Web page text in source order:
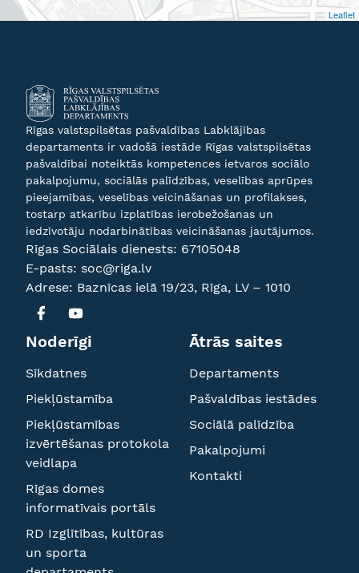
Leaflet
Rīgas valstspilsētas pašvaldības Labklājības
departaments ir vadošā iestāde Rīgas valstspilsētas
pašvaldībai noteiktās kompetences ietvaros sociālo
pakalpojumu, sociālās palīdzības, veselības aprūpes
pieejamības, veselības veicināšanas un profilakses,
tostarp atkarību izplatības ierobežošanas un
iedzīvotāju nodarbinātības veicināšanas jautājumos.
Rīgas Sociālais dienests: 67105048
E-pasts: soc@riga.lv
Adrese: Baznīcas ielā 19/23, Rīga, LV – 1010
Noderīgi
Sīkdatnes
Piekļūstamība
Piekļūstamības
izvērtēšanas protokola
veidlapa
Rīgas domes
informatīvais portāls
RD Izglītības, kultūras
un sporta
Ātrās saites
Departaments
Pašvaldības iestādes
Sociālā palīdzība
Pakalpojumi
Kontakti